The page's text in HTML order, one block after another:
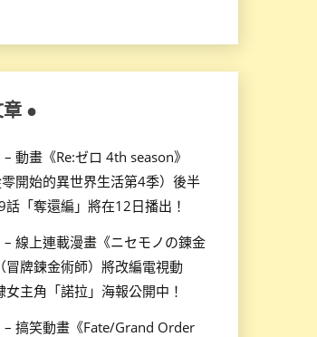
●
動畫《Re:ゼロ 4th season》
零開始的異世界生活第4季）後半
「奪還編」將在12日播出！
線上連載漫畫《ニセモノの錬金
冒牌鍊金術師）將改編電視動
女主角「諾拉」海報公開中！
搞笑動畫《Fate/Grand Order